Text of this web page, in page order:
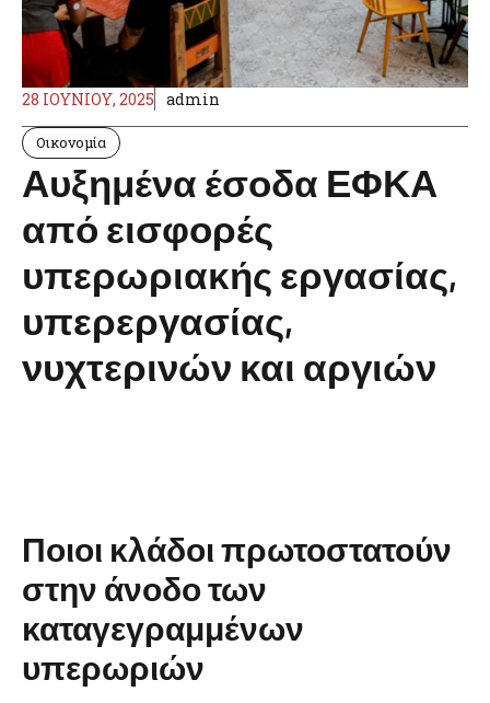
28 ΙΟΥΝΊΟΥ, 2025 admin
Οικονομία
Αυξημένα έσοδα ΕΦΚΑ
από εισφορές
υπερωριακής εργασίας,
υπερεργασίας,
νυχτερινών και αργιών
Ποιοι κλάδοι πρωτοστατούν
στην άνοδο των
καταγεγραμμένων
υπερωριών